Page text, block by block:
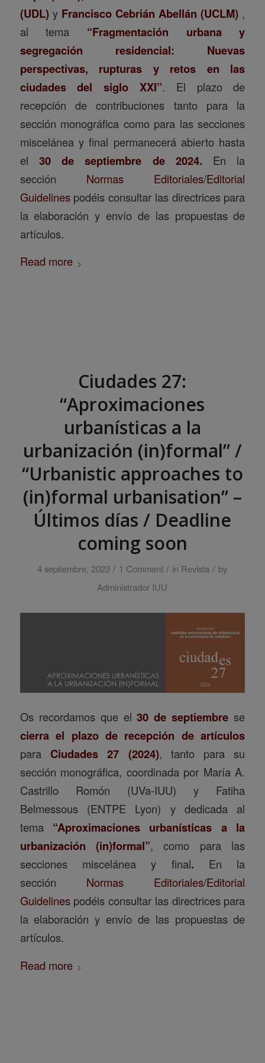
(UDL)y Francisco Cebrián Abellán (UCLM) ,
al tema “Fragmentación urbana y
segregación residencial: Nuevas
perspectivas, rupturas y retos en las
ciudades del siglo XXI”. El plazo de
recepción de contribuciones tanto para la
sección monográfica como para las secciones
miscelánea y final permanecerá abierto hasta
el 30 de septiembre de 2024. En la
sección Normas Editoriales/Editorial
Guidelinespodéis consultar las directrices para
la elaboración y envío de las propuestas de
artículos.
Read more
Ciudades 27:
“Aproximaciones
urbanísticas a la
urbanización (in)formal” /
“Urbanistic approaches to
(in)formal urbanisation” –
Últimos días / Deadline
coming soon
4 septiembre, 2023 / 1 Comment / in Revista / by
Administrador IUU
Os recordamos que el30 de septiembre se
cierra el plazo de recepción de artículos
para Ciudades 27 (2024), tanto para su
sección monográfica, coordinada por María A.
Castrillo Romón (UVa-IUU) y Fatiha
Belmessous (ENTPE Lyon) y dedicada al
tema “Aproximaciones urbanísticas a la
urbanización (in)formal”, como para las
secciones miscelánea y final. En la
sección Normas Editoriales/Editorial
Guidelinespodéis consultar las directrices para
la elaboración y envío de las propuestas de
artículos.
Read more